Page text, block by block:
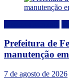
Prefeitura de
manutenção
7 de agosto de 2026